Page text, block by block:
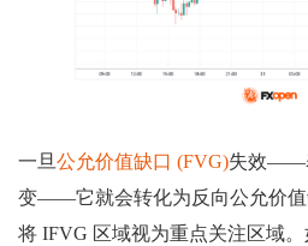
一旦公允价值缺口 (FVG)失效——
变——它就会转化为反向公允价值
将 IFVG 区域视为重点关注区域